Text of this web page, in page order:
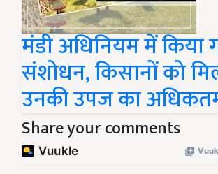
मंडी अधिनियम में किया
संशोधन, किसानों को
उनकी उपज का
Share your comments